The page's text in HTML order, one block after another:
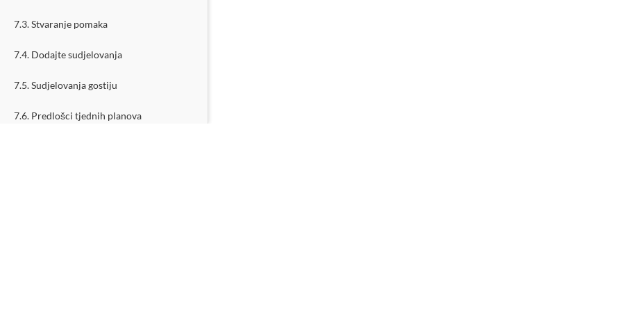
7.3. Stvaranje pomaka
7.4. Dodajte sudjelovanja
7.5. Sudjelovanja gostiju
7.6. Predlošci tjednih planova